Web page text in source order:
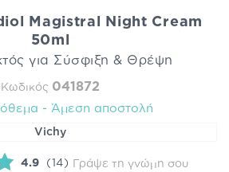
Magistral Night Cream​​​​​​​
50ml
για Σύσφιξη & Θρέψη
Κωδικός 041872
- Άμεση αποστολή
Vichy
4.9 (14) Γράψε τη γνώμη σου